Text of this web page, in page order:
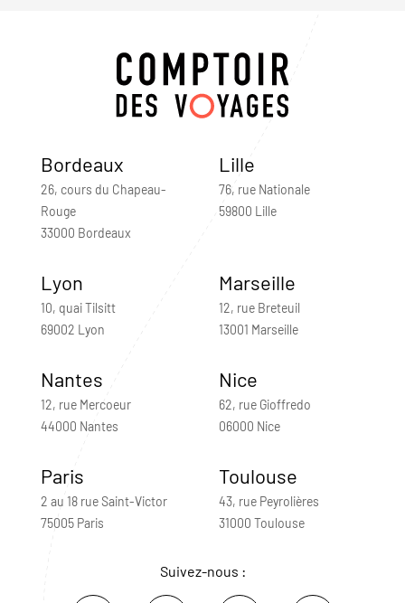
Bordeaux
26, cours du Chapeau-
Rouge
33000 Bordeaux
Lille
76, rue Nationale
59800 Lille
Lyon
10, quai Tilsitt
69002 Lyon
Marseille
12, rue Breteuil
13001 Marseille
Nantes
12, rue Mercoeur
44000 Nantes
Nice
62, rue Gioffredo
06000 Nice
Paris
2 au 18 rue Saint-Victor
75005 Paris
Toulouse
43, rue Peyrolières
31000 Toulouse
Suivez-nous :